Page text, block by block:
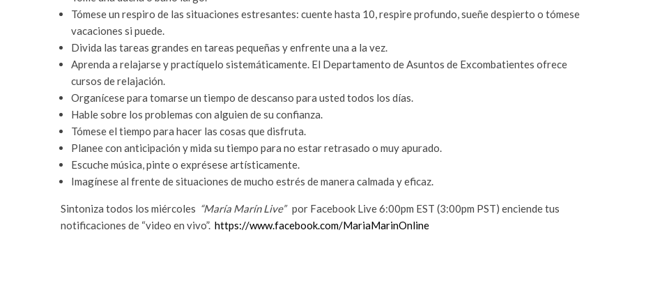
Tómese un respiro de las situaciones estresantes: cuente hasta 10, respire profundo, sueñe despierto o tómese
vacaciones si puede.
Divida las tareas grandes en tareas pequeñas y enfrente una a la vez.
Aprenda a relajarse y practíquelo sistemáticamente. El Departamento de Asuntos de Excombatientes ofrece
cursos de relajación.
Organícese para tomarse un tiempo de descanso para usted todos los días.
Hable sobre los problemas con alguien de su confianza.
Tómese el tiempo para hacer las cosas que disfruta.
Planee con anticipación y mida su tiempo para no estar retrasado o muy apurado.
Escuche música, pinte o exprésese artísticamente.
Imagínese al frente de situaciones de mucho estrés de manera calmada y eficaz.
Sintoniza todos los miércoles “María Marín Live” por Facebook Live 6:00pm EST (3:00pm PST) enciende tus
notificaciones de “video en vivo”. https://www.facebook.com/MariaMarinOnline